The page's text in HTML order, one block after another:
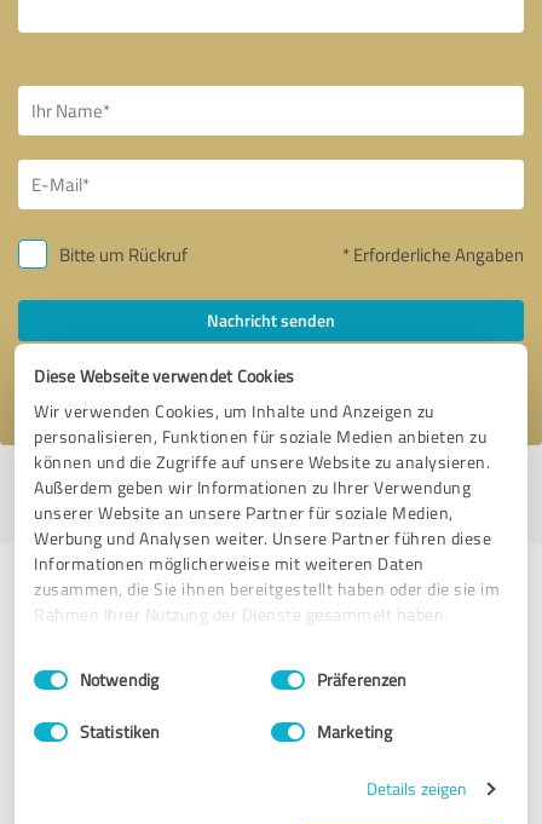
Diese Webseite verwendet Cookies
Wir verwenden Cookies, um Inhalte und Anzeigen zu
personalisieren, Funktionen für soziale Medien anbieten zu
können und die Zugriffe auf unsere Website zu analysieren.
Außerdem geben wir Informationen zu Ihrer Verwendung
unserer Website an unsere Partner für soziale Medien,
Werbung und Analysen weiter. Unsere Partner führen diese
Informationen möglicherweise mit weiteren Daten
zusammen, die Sie ihnen bereitgestellt haben oder die sie im
Rahmen Ihrer Nutzung der Dienste gesammelt haben.
Impressum Datenschutzbestimmungen
Einwilligungsauswahl
Notwendig Präferenzen
Statistiken Marketing
Details zeigen
Bitte um Rückruf * Erforderliche Angaben
Nachricht senden
Ich stimme denDatenschutzbestimmungen
Profil aktiv seit 14.10.2025 |Letzte Aktualisierung: 14.10.2025|
melden
Erfahrungen zu weiteren
Anbietern aus dem Bereich
Stationärer Handel
Küche&Co Bielefeld